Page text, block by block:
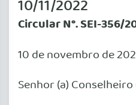
10/11/2022
Circular N°. SEI-356/
10 de novembro de
Senhor (a) Conselheiro